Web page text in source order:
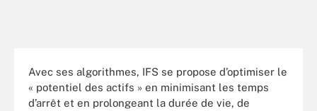
Avec ses algorithmes, IFS se propose d’optimiser le
« potentiel des actifs » en minimisant les temps
d’arrêt et en prolongeant la durée de vie, de